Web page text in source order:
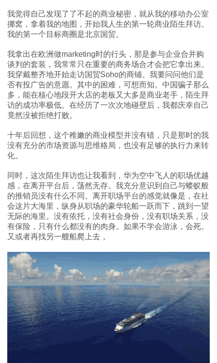
我觉得自己发现了了不起的商业秘密，就从我的移动办公室
挪窝，拿着我的地图，开始我人生的第一轮商业陌生拜访。
我的第一个目标商圈是北京国贸。
我拿出在欧洲做marketing时的行头，那是参与企业合并购
谈判的套装，我常常只在重要的商务场合才会把它拿出来。
我穿戴整齐地开始走访国贸Soho的商铺。我要问问他们是
否有投广告的意愿。其中的困难，可想而知。中国骗子那么
多，能在核心地段开大店的老板又大多是商业老手，陌生拜
访的成功率极低。在经历了一次次地碰壁后，我都庆幸自己
竟然没被拒绝打败。
十年后回想，这个稚嫩的商业模型并没有错，只是那时的我
没有充分的市场资源与思维格局，也没有足够的执行力来转
化。
同时，这次陌生拜访也让我看到，华为空中飞人的职场优越
感，在离开平台后，荡然无存。我充分意识到自己与蝼蚁般
的推销员没有什么不同。离开职场平台的感觉就像是，在社
会这片大海里，纵身从职场的豪华轮船一跃而下，跳到一望
无际的海里。没有依托，没有社会身份，没有职场关系，没
有保险，只有什么都没有的肉身。如果不学会游泳，会死。
又或者再找另一艘船爬上去，